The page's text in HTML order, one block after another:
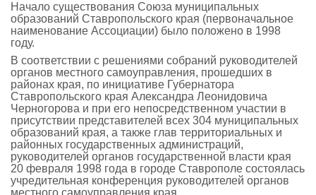
Начало существования Союза муниципальных
образований Ставропольского края (первоначальное
наименование Ассоциации) было положено в 1998
году.
В соответствии с решениями собраний руководителей
органов местного самоуправления, прошедших в
районах края, по инициативе Губернатора
Ставропольского края Александра Леонидовича
Черногорова и при его непосредственном участии в
присутствии представителей всех 304 муниципальных
образований края, а также глав территориальных и
районных государственных администраций,
руководителей органов государственной власти края
20 февраля 1998 года в городе Ставрополе состоялась
учредительная конференция руководителей органов